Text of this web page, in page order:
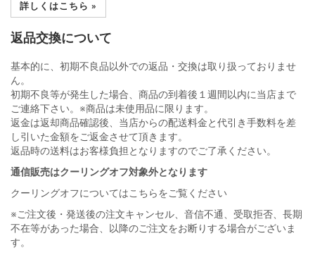
詳しくはこちら »
返品交換について
基本的に、初期不良品以外での返品・交換は取り扱っておりませ
ん。
初期不良等が発生した場合、商品の到着後１週間以内に当店まで
ご連絡下さい。※商品は未使用品に限ります。
返金は返却商品確認後、当店からの配送料金と代引き手数料を差
し引いた金額をご返金させて頂きます。
返品時の送料はお客様負担となりますのでご了承ください。
通信販売はクーリングオフ対象外となります
クーリングオフについてはこちらをご覧ください
※ご注文後・発送後の注文キャンセル、音信不通、受取拒否、長期
不在等があった場合、以降のご注文をお断りする場合がございま
す。